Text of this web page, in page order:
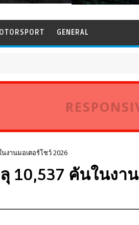
GENERAL
งานมอเตอร์โชว์ 2026
10,537 คันในงา